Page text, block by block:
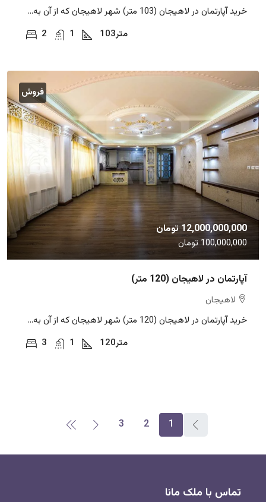
خرید آپارتمان در لاهیجان (103 متر) شهر لاهیجان که از آن به...
2
1 103متر
فروش
12,000,000,000 تومان
100,000,000 تومان
آپارتمان در لاهیجان (120 متر)
لاهیجان
خرید آپارتمان در لاهیجان (120 متر) شهر لاهیجان که از آن به...
3
1 120متر
1
2
3
تماس با ملک مانا